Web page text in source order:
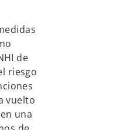
de
riesgo
vuelto
una